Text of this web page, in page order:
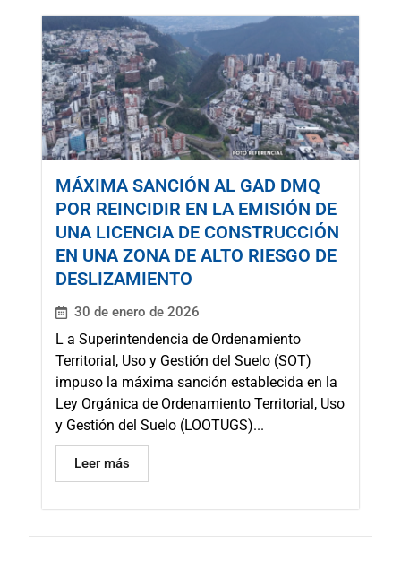
MÁXIMA SANCIÓN AL GAD DMQ
POR REINCIDIR EN LA EMISIÓN DE
UNA LICENCIA DE CONSTRUCCIÓN
EN UNA ZONA DE ALTO RIESGO DE
DESLIZAMIENTO
30 de enero de 2026
L a Superintendencia de Ordenamiento
Territorial, Uso y Gestión del Suelo (SOT)
impuso la máxima sanción establecida en la
Ley Orgánica de Ordenamiento Territorial, Uso
y Gestión del Suelo (LOOTUGS)...
Leer más